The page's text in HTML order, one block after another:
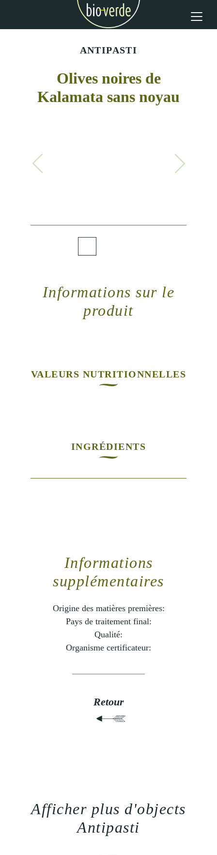
ANTIPASTI
Olives noires de
Kalamata sans noyau
Informations sur le
produit
VALEURS NUTRITIONNELLES
INGRÉDIENTS
Informations
supplémentaires
Origine des matières premières:
Pays de traitement final:
Qualité:
Organisme certificateur:
Retour
Afficher plus d'objects
Antipasti